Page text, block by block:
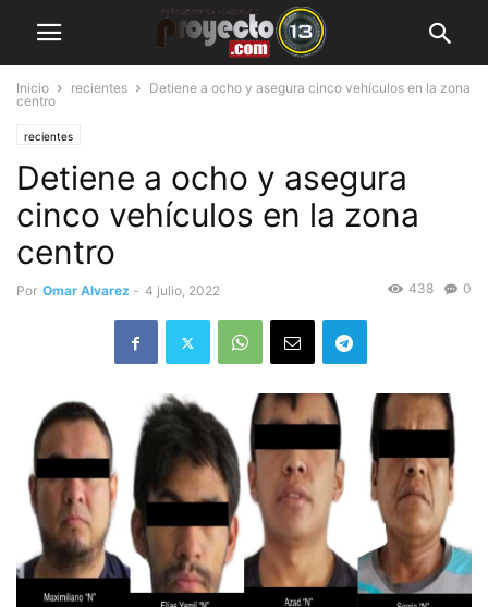
Inicio recientes
Detiene a ocho y asegura cinco vehículos en la zona
centro
recientes
Detiene a ocho y asegura
cinco vehículos en la zona
centro
Por Omar Alvarez - 4 julio, 2022 0
438